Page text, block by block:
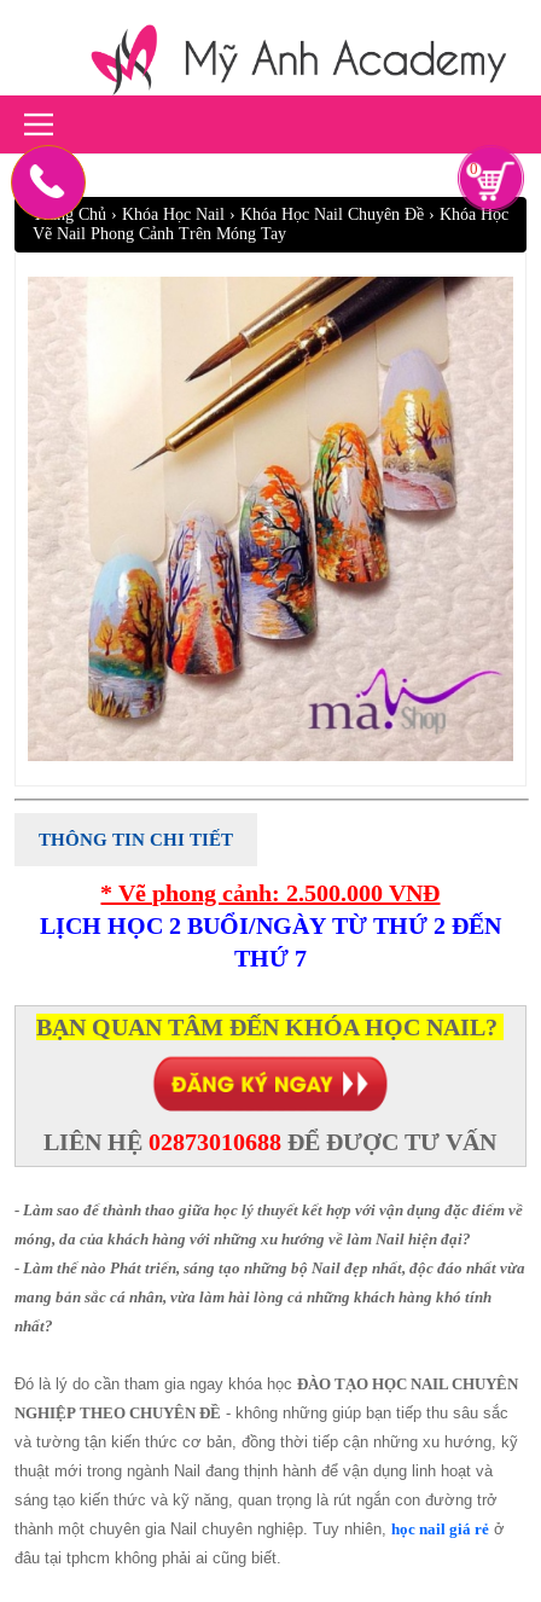
0
Trang Chủ ›Khóa Học Nail ›Khóa Học Nail Chuyên Đề ›Khóa Học
Vẽ Nail Phong Cảnh Trên Móng Tay
THÔNG TIN CHI TIẾT
* Vẽ phong cảnh: 2.500.000 VNĐ
LỊCH HỌC 2 BUỔI/NGÀY TỪ THỨ 2 ĐẾN
THỨ 7
BẠN QUAN TÂM ĐẾN KHÓA HỌC NAIL?
LIÊN HỆ02873010688ĐỂ ĐƯỢC TƯ VẤN
- Làm sao để thành thao giữa học lý thuyết kết hợp với vận dụng đặc điểm về
móng, da của khách hàng với những xu hướng về làm Nail hiện đại?
- Làm thế nào Phát triển, sáng tạo những bộ Nail đẹp nhất, độc đáo nhất vừa
mang bản sắc cá nhân, vừa làm hài lòng cả những khách hàng khó tính
nhất?
Đó là lý do cần tham gia ngay khóa họcĐÀO TẠO HỌC NAIL CHUYÊN
NGHIỆP THEO CHUYÊN ĐỀ - không những giúp bạn tiếp thu sâu sắc
và tường tận kiến thức cơ bản, đồng thời tiếp cận những xu hướng, kỹ
thuật mới trong ngành Nail đang thịnh hành để vận dụng linh hoạt và
sáng tạo kiến thức và kỹ năng, quan trọng là rút ngắn con đường trở
thành một chuyên gia Nail chuyên nghiệp. Tuy nhiên,học nail giá rẻ ở
đâu tại tphcm không phải ai cũng biết.